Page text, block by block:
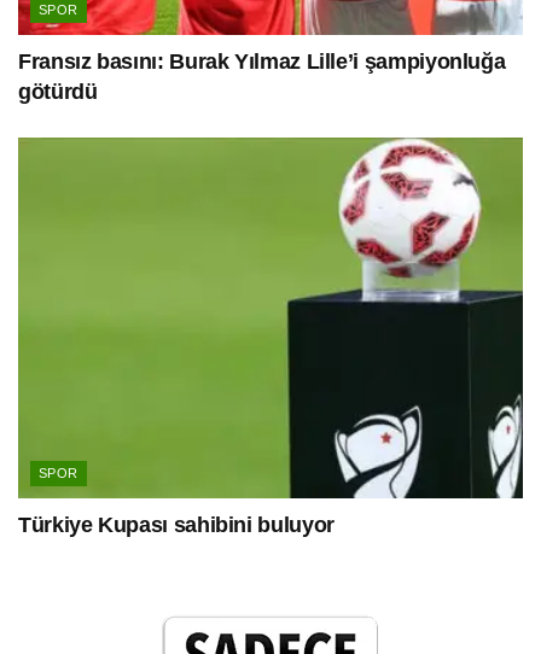
SPOR
Fransız basını: Burak Yılmaz Lille’i şampiyonluğa
götürdü
SPOR
Türkiye Kupası sahibini buluyor